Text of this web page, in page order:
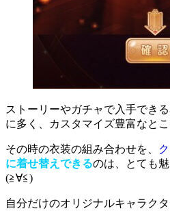
ストーリーやガチャで入手でき
に多く
、カスタマイズ豊富なと
その時の衣装の組み合わせを、
に着せ替えできるのは、とても
(≧∀≦)
自分だけのオリジナルキャラク